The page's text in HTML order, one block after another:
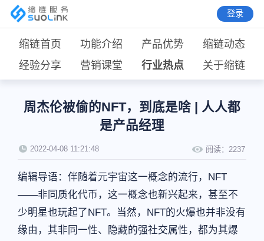
登录
缩链首页 功能介绍 产品优势
缩链动态
经验分享
营销课堂 行业热点 关于缩链
周杰伦被偷的NFT，到底是啥 | 人人都
是产品经理
2022-04-08 11:21:48 阅读： 2237
编辑导语：伴随着元宇宙这一概念的流行，NFT
——非同质化代币，这一概念也新兴起来，甚至不
少明星也玩起了NFT。当然，NFT的火爆也并非没有
缘由，其非同一性、隐藏的强社交属性，都为其爆